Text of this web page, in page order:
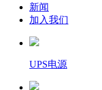
新闻
加入我们
UPS电源